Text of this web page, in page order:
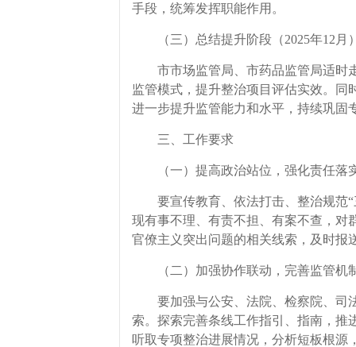
手段，统筹发挥职能作用。
（三）总结提升阶段（2025年12月
市市场监管局、市药品监管局适时走
监管模式，提升整治项目评估实效。同
进一步提升监管能力和水平，持续巩固
三、工作要求
（一）提高政治站位，强化责任落
要宣传教育、依法打击、整治规范“
现有事不理、有责不担、有案不查，对
官僚主义突出问题的相关线索，及时报
（二）加强协作联动，完善监管机
要加强与公安、法院、检察院、司法
索。探索完善条线工作指引、指南，推
听取专项整治进展情况，分析短板根